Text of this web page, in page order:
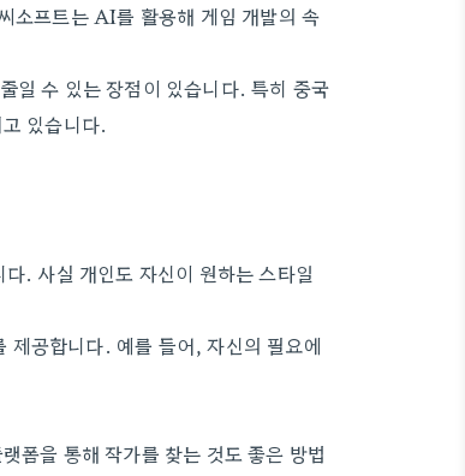
소프트는 AI를 활용해 게임 개발의 속
일 수 있는 장점이 있습니다. 특히 중국
있습니다.
. 사실 개인도 자신이 원하는 스타일
제공합니다. 예를 들어, 자신의 필요에
폼을 통해 작가를 찾는 것도 좋은 방법